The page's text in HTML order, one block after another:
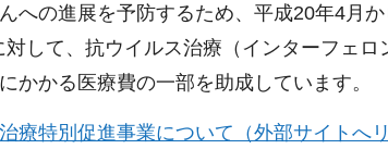
への進展を予防するため、平成20年4月
して、抗ウイルス治療（インターフェロ
かかる医療費の一部を助成しています。
療特別促進事業について（外部サイトへリ